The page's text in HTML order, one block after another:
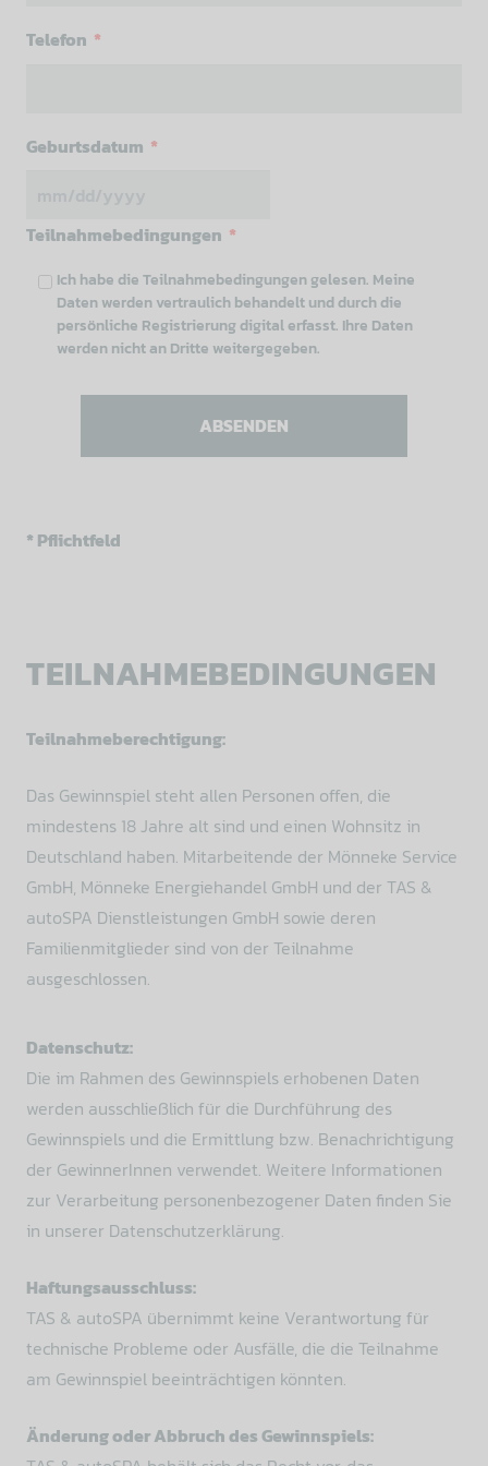
Telefon *
Geburtsdatum *
Teilnahmebedingungen *
Ich habe die Teilnahmebedingungen gelesen. Meine
Daten werden vertraulich behandelt und durch die
persönliche Registrierung digital erfasst. Ihre Daten
werden nicht an Dritte weitergegeben.
* Pflichtfeld
TEILNAHMEBEDINGUNGEN
Teilnahmeberechtigung:
Das Gewinnspiel steht allen Personen offen, die
mindestens 18 Jahre alt sind und einen Wohnsitz in
Deutschland haben. Mitarbeitende der Mönneke Service
GmbH, Mönneke Energiehandel GmbH und der TAS &
autoSPA Dienstleistungen GmbH sowie deren
Familienmitglieder sind von der Teilnahme
ausgeschlossen.
Datenschutz:
Die im Rahmen des Gewinnspiels erhobenen Daten
werden ausschließlich für die Durchführung des
Gewinnspiels und die Ermittlung bzw. Benachrichtigung
der GewinnerInnen verwendet. Weitere Informationen
zur Verarbeitung personenbezogener Daten finden Sie
in unserer Datenschutzerklärung.
Haftungsausschluss:
TAS & autoSPA übernimmt keine Verantwortung für
technische Probleme oder Ausfälle, die die Teilnahme
am Gewinnspiel beeinträchtigen könnten.
Änderung oder Abbruch des Gewinnspiels: